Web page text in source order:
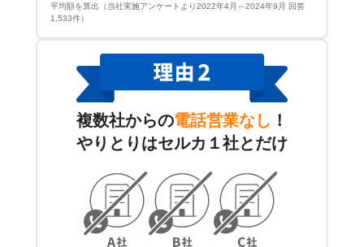
平均額を算出（当社実施アンケートより2022年4月～2024年9月 回答
1,533件）
複数社からの電話営業なし ！
やりとりはセルカ１社とだけ